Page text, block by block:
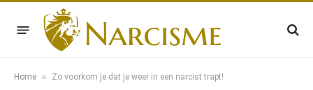
Home » Zo voorkom je dat je weer in een narcist trapt!